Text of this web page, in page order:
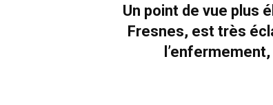
Un point de vue plus
Fresnes, est très